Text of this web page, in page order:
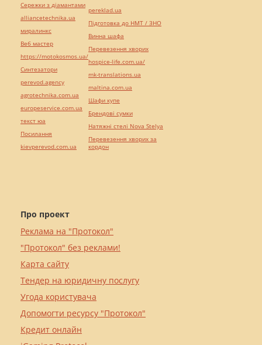
Про проект
Реклама на "Протокол"
"Протокол" без реклами!
Карта сайту
Тендер на юридичну послугу
Угода користувача
Допомогти ресурсу "Протокол"
Кредит онлайн
Сережки з діамантами
alliancetechnika.ua
миралинкс
Веб мастер
https://motokosmos.ua/
Синтезатори
perevod.agency
agrotechnika.com.ua
europeservice.com.ua
текст юа
Посилання
kievperevod.com.ua
pereklad.ua
Підготовка до НМТ / ЗНО
Винна шафа
Перевезення хворих
hospice-life.com.ua/
mk-translations.ua
maltina.com.ua
Шафи купе
Брендові сумки
Натяжні стелі Nova Stelya
Перевезення хворих за
кордон